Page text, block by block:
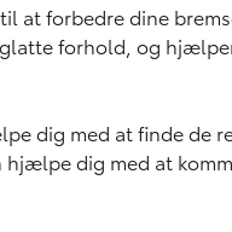
at forbedre dine
forhold, og
dig med at finde de
dig med at